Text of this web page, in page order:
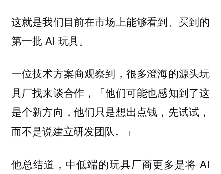
这就是我们目前在市场上能够看到、买到的
第一批 AI 玩具。
一位技术方案商观察到，很多澄海的源头玩
具厂找来谈合作，「他们可能也感知到了这
是个新方向，他们只是想出点钱，先试试，
而不是说建立研发团队。」
他总结道，中低端的玩具厂商更多是将 AI